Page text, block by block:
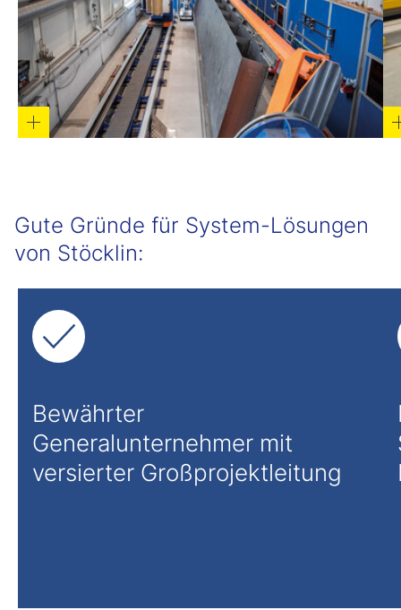
Gute Gründe für System-Lösungen
von Stöcklin:
Bewährter
Generalunternehmer mit
versierter Großprojektleitung